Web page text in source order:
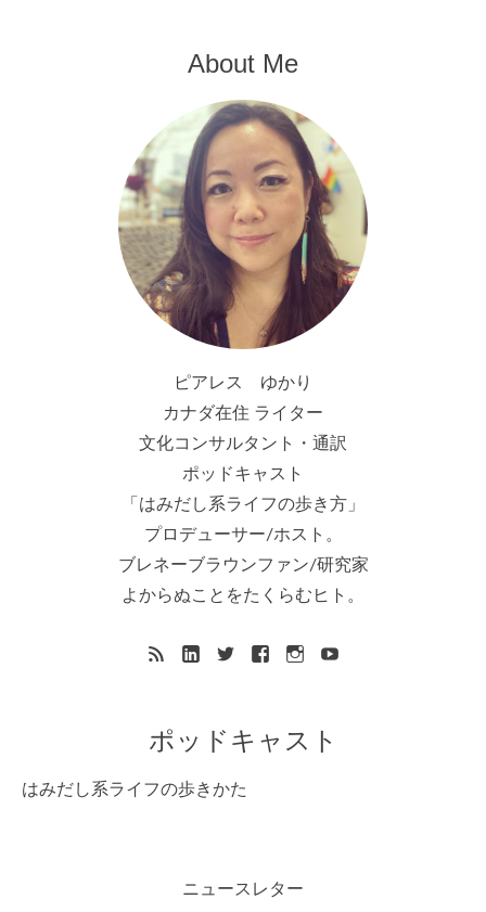
About Me
ピアレス ゆかり
カナダ在住 ライター
文化コンサルタント・通訳
ポッドキャスト
「はみだし系ライフの歩き方」
プロデューサー/ホスト。
ブレネーブラウンファン/研究家
よからぬことをたくらむヒト。
ポッドキャスト
はみだし系ライフの歩きかた
ニュースレター